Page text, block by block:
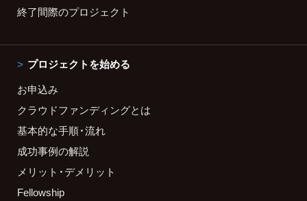
終了間際のプロジェクト
プロジェクトを始める
お申込み
クラウドファンディングとは
基本的な手順・流れ
成功事例の解説
メリット・デメリット
Fellowship